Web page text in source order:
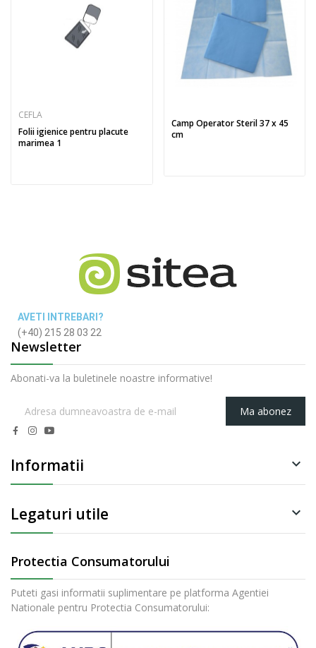
CEFLA
Folii igienice pentru placute
marimea 1
Camp Operator Steril 37 x 45
cm
AVETI INTREBARI?
(+40) 215 28 03 22
Newsletter
Abonati-va la buletinele noastre informative!
Ma abonez
Informatii 
Legaturi utile 
Protectia Consumatorului
Puteti gasi informatii suplimentare pe platforma Agentiei
Nationale pentru Protectia Consumatorului: